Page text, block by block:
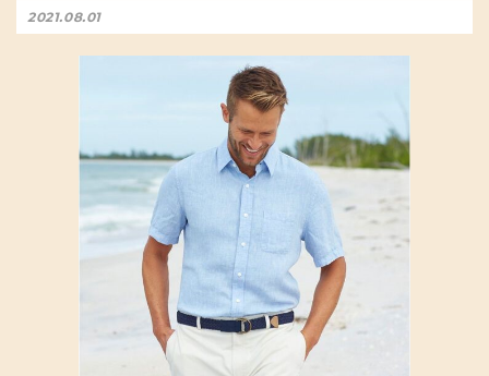
2021.08.01